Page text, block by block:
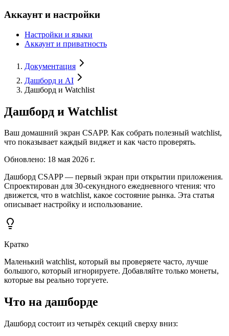
Аккаунт и настройки
Настройки и языки
Аккаунт и приватность
Документация
Дашборд и AI
Дашборд и Watchlist
Дашборд и Watchlist
Ваш домашний экран CSAPP. Как собрать полезный watchlist,
что показывает каждый виджет и как часто проверять.
Обновлено: 18 мая 2026 г.
Дашборд CSAPP — первый экран при открытии приложения.
Спроектирован для 30-секундного ежедневного чтения: что
движется, что в watchlist, какое состояние рынка. Эта статья
описывает настройку и использование.
Кратко
Маленький watchlist, который вы проверяете часто, лучше
большого, который игнорируете. Добавляйте только монеты,
которые вы реально торгуете.
Что на дашборде
Дашборд состоит из четырёх секций сверху вниз: